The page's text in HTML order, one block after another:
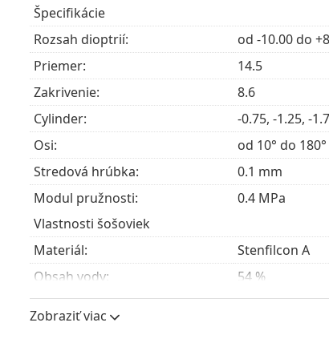
Pre nositeľov s astigmatizmom, a to aj v
Pre tých, ktorí uprednostňujúkontaktné
komfort.
Pre tých, ktorí trávia čas vo veľmi suchom
šošovky, ktoré sú zároveň zvlhčujúce a
Často kladené otázky
Ako dlho to môžete nosiť MyDay daily
Môžete spať v MyDay daily disposable Toric?
Aký je rozdiel medzi balením 30 kusov a
Špecifikácie
Rozsah dioptrií:
od -10.00 do
Priemer:
14.5
Zakrivenie:
8.6
Cylinder:
-0.75, -1.25, -
Osi:
od 10° do 180°
Stredová hrúbka:
0.1 mm
Modul pružnosti:
0.4 MPa
Vlastnosti šošoviek
Materiál:
Stenfilcon A
Obsah vody:
54 %
Priepustnosť pre kyslík:
80 Dk/t
Zobraziť viac